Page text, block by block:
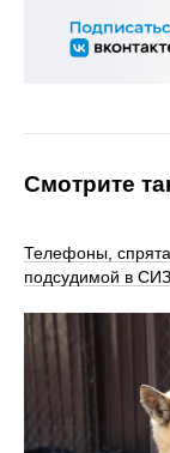
Смотрите
Телефоны,
подсудимой в